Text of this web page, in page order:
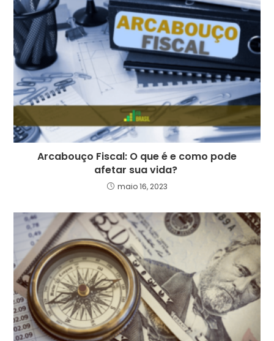
Arcabouço Fiscal: O que é e como pode
afetar sua vida?
maio 16, 2023